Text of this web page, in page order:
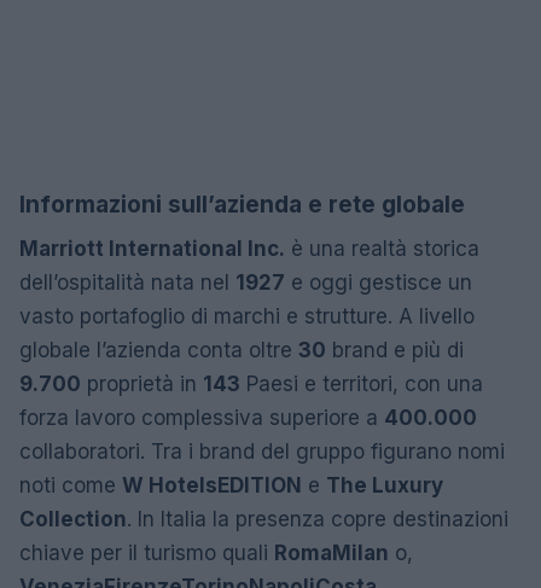
Informazioni sull’azienda e rete globale
Marriott International Inc. è una realtà storica
dell’ospitalità nata nel 1927 e oggi gestisce un
vasto portafoglio di marchi e strutture. A livello
globale l’azienda conta oltre 30 brand e più di
9.700 proprietà in 143 Paesi e territori, con una
forza lavoro complessiva superiore a 400.000
collaboratori. Tra i brand del gruppo figurano nomi
noti come W Hotels EDITION e The Luxury
Collection. In Italia la presenza copre destinazioni
chiave per il turismo quali Roma Milan o,